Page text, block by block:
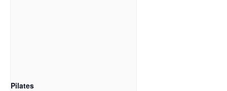
Pilates